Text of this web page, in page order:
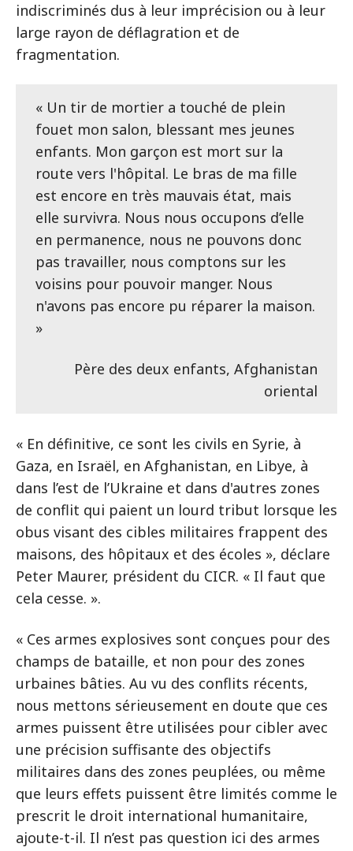
indiscriminés dus à leur imprécision ou à leur
large rayon de déflagration et de
fragmentation.
« Un tir de mortier a touché de plein
fouet mon salon, blessant mes jeunes
enfants. Mon garçon est mort sur la
route vers l'hôpital. Le bras de ma fille
est encore en très mauvais état, mais
elle survivra. Nous nous occupons d’elle
en permanence, nous ne pouvons donc
pas travailler, nous comptons sur les
voisins pour pouvoir manger. Nous
n'avons pas encore pu réparer la maison.
»
Père des deux enfants, Afghanistan
oriental
« En définitive, ce sont les civils en Syrie, à
Gaza, en Israël, en Afghanistan, en Libye, à
dans l’est de l’Ukraine et dans d'autres zones
de conflit qui paient un lourd tribut lorsque les
obus visant des cibles militaires frappent des
maisons, des hôpitaux et des écoles », déclare
Peter Maurer, président du CICR. « Il faut que
cela cesse. ».
« Ces armes explosives sont conçues pour des
champs de bataille, et non pour des zones
urbaines bâties. Au vu des conflits récents,
nous mettons sérieusement en doute que ces
armes puissent être utilisées pour cibler avec
une précision suffisante des objectifs
militaires dans des zones peuplées, ou même
que leurs effets puissent être limités comme le
prescrit le droit international humanitaire,
ajoute-t-il. Il n’est pas question ici des armes